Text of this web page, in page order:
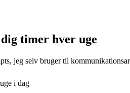
timer hver uge
jeg selv bruger til
i dag